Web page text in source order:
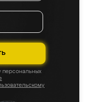
персональных